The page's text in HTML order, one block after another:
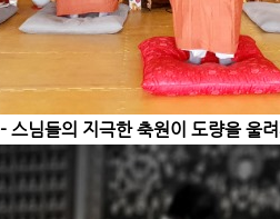
- 스님들의 지극한 축원이 도량을 울